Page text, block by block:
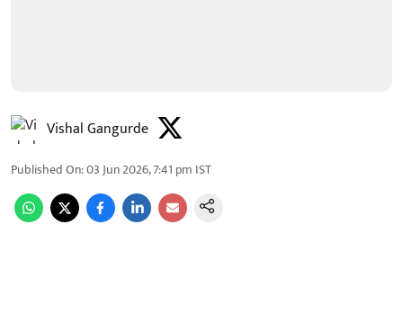
Vishal Gangurde
Published On:03 Jun 2026, 7:41 pm IST